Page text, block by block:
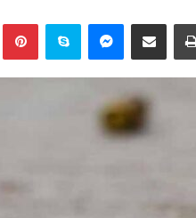
PinterestSkype Messenger
Compartir por